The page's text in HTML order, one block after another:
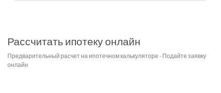
Рассчитать ипотеку онлайн
Предварительный расчет на ипотечном калькуляторе - Подайте заявку
онлайн